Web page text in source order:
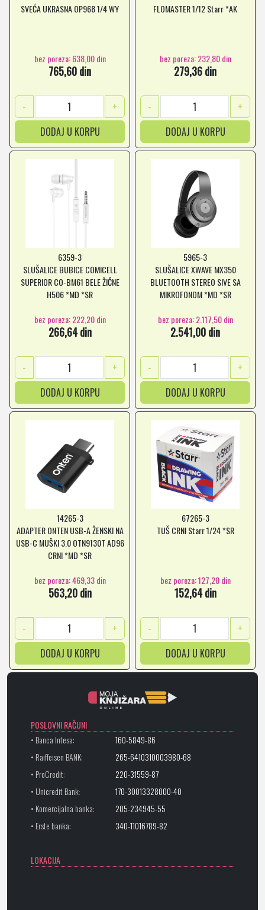
SVEĆA UKRASNA OP968 1/4 WY
bez poreza: 638,00 din
765,60 din
-
+
DODAJ U KORPU
FLOMASTER 1/12 Starr *AK
bez poreza: 232,80 din
279,36 din
-
+
DODAJ U KORPU
6359-3
SLUŠALICE BUBICE COMICELL
SUPERIOR CO-BM61 BELE ŽIČNE
H506 *MD *SR
bez poreza: 222,20 din
266,64 din
-
+
DODAJ U KORPU
5965-3
SLUŠALICE XWAVE MX350
BLUETOOTH STEREO SIVE SA
MIKROFONOM *MD *SR
bez poreza: 2.117,50 din
2.541,00 din
-
+
DODAJ U KORPU
14265-3
ADAPTER ONTEN USB-A ŽENSKI NA
USB-C MUŠKI 3.0 OTN9130T AD96
CRNI *MD *SR
bez poreza: 469,33 din
563,20 din
-
+
DODAJ U KORPU
67265-3
TUŠ CRNI Starr 1/24 *SR
bez poreza: 127,20 din
152,64 din
-
+
DODAJ U KORPU
POSLOVNI RAČUNI
• Banca Intesa:
160-5849-86
• Raiffeisen BANK:
265-6410310003980-68
• ProCredit:
220-31559-87
• Unicredit Bank:
170-30013328000-40
• Komercijalna banka:
205-234945-55
• Erste banka:
340-11016789-82
LOKACIJA